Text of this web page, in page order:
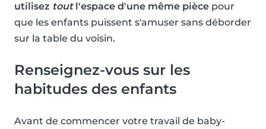
utilisez toutl'espace d'une même pièce pour
que les enfants puissent s'amuser sans déborder
sur la table du voisin.
Renseignez-vous sur les
habitudes des enfants
Avant de commencer votre travail de baby-